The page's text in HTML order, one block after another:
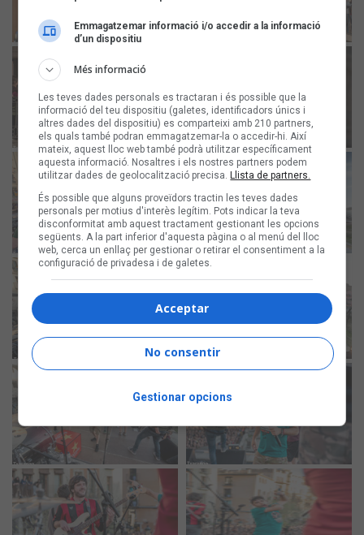
Emmagatzemar informació i/o accedir a la informació
d’un dispositiu
Més informació
Les teves dades personals es tractaran i és possible que la
informació del teu dispositiu (galetes, identificadors únics i
altres dades del dispositiu) es comparteixi amb 210 partners,
els quals també podran emmagatzemar-la o accedir-hi. Així
mateix, aquest lloc web també podrà utilitzar específicament
aquesta informació. Nosaltres i els nostres partners podem
utilitzar dades de geolocalització precisa. Llista de partners.
És possible que alguns proveïdors tractin les teves dades
personals per motius d'interès legítim. Pots indicar la teva
disconformitat amb aquest tractament gestionant les opcions
següents. A la part inferior d'aquesta pàgina o al menú del lloc
web, cerca un enllaç per gestionar o retirar el consentiment a la
configuració de privadesa i de galetes.
Acceptar
No consentir
Gestionar opcions